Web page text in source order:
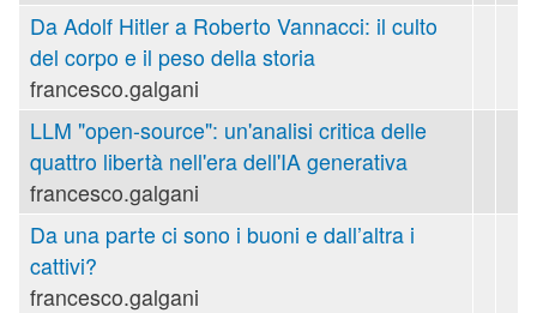
Da Adolf Hitler a Roberto Vannacci: il culto
del corpo e il peso della storia
francesco.galgani
LLM "open-source": un'analisi critica delle
quattro libertà nell'era dell'IA generativa
francesco.galgani
Da una parte ci sono i buoni e dall’altra i
cattivi?
francesco.galgani